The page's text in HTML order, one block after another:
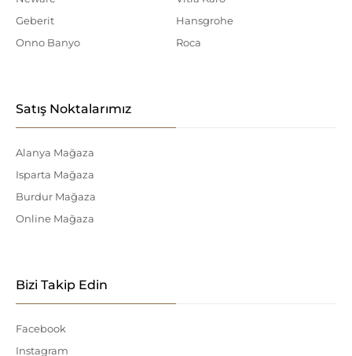
Geberit
Onno Banyo
Hansgrohe
Roca
Satış Noktalarımız
Alanya Mağaza
Isparta Mağaza
Burdur Mağaza
Online Mağaza
Bizi Takip Edin
Facebook
Instagram